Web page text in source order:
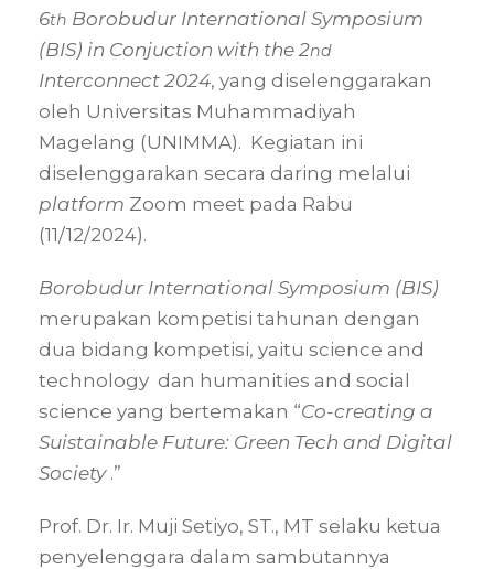
6th Borobudur International Symposium
(BIS) in Conjuction with the 2nd
Interconnect 2024, yang diselenggarakan
oleh Universitas Muhammadiyah
Magelang (UNIMMA). Kegiatan ini
diselenggarakan secara daring melalui
platform Zoom meet pada Rabu
(11/12/2024).
Borobudur International Symposium (BIS)
merupakan kompetisi tahunan dengan
dua bidang kompetisi, yaitu science and
technology dan humanities and social
science yang bertemakan “Co-creating a
Suistainable Future: Green Tech and Digital
Society.”
Prof. Dr. Ir. Muji Setiyo, ST., MT selaku ketua
penyelenggara dalam sambutannya